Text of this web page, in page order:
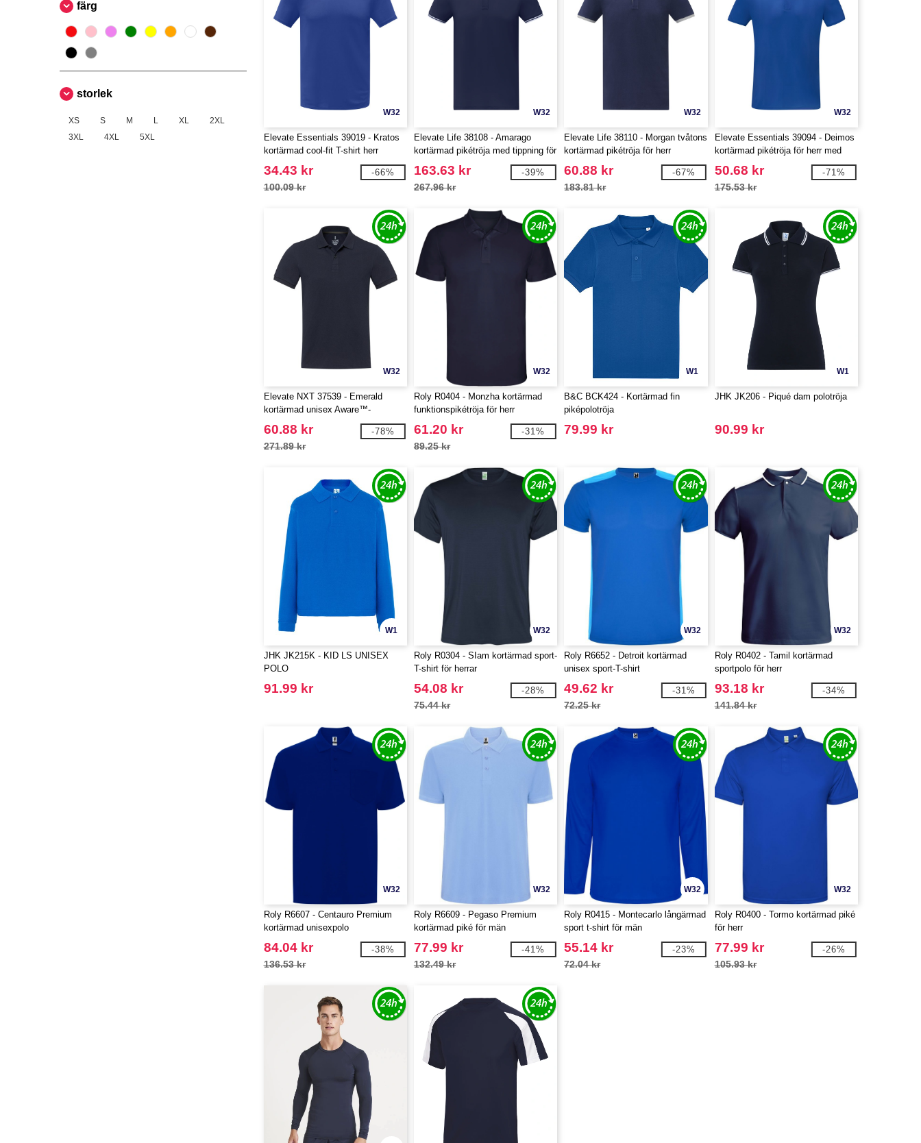
färg
storlek
XS S M L XL
2XL
3XL
4XL 5XL
W32
Elevate Essentials 39019 - Kratos
kortärmad cool-fit T-shirt herr
34.43 kr
100.09 kr
-66%
W32
Elevate Life 38108 - Amarago
kortärmad pikétröja med tippning för
män
163.63 kr
267.96 kr
-39%
W32
Elevate Life 38110 - Morgan tvåtons
kortärmad pikétröja för herr
60.88 kr
183.81 kr
-67%
W32
Elevate Essentials 39094 - Deimos
kortärmad pikétröja för herr med
snygg passform
50.68 kr
175.53 kr
-71%
W32
Elevate NXT 37539 - Emerald
kortärmad unisex Aware™-
återvunnen piké
60.88 kr
271.89 kr
-78%
W32
Roly R0404 - Monzha kortärmad
funktionspikétröja för herr
61.20 kr
89.25 kr
-31%
W1
B&C BCK424 - Kortärmad fin
piképolotröja
79.99 kr
W1
JHK JK206 - Piqué dam polotröja
90.99 kr
W1
JHK JK215K - KID LS UNISEX
POLO
91.99 kr
W32
Roly R0304 - SIam kortärmad sport-
T-shirt för herrar
54.08 kr
75.44 kr
-28%
W32
Roly R6652 - Detroit kortärmad
unisex sport-T-shirt
49.62 kr
72.25 kr
-31%
W32
Roly R0402 - Tamil kortärmad
sportpolo för herr
93.18 kr
141.84 kr
-34%
W32
Roly R6607 - Centauro Premium
kortärmad unisexpolo
84.04 kr
136.53 kr
-38%
W32
Roly R6609 - Pegaso Premium
kortärmad piké för män
77.99 kr
132.49 kr
-41%
W32
Roly R0415 - Montecarlo långärmad
sport t-shirt för män
55.14 kr
72.04 kr
-23%
W32
Roly R0400 - Tormo kortärmad piké
för herr
77.99 kr
105.93 kr
-26%